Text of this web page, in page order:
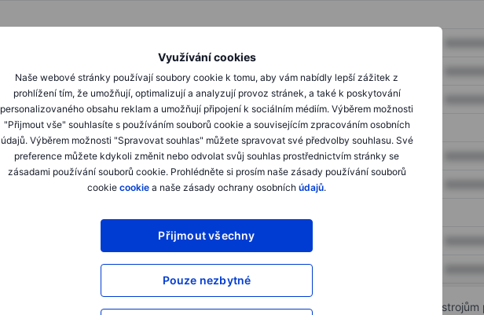
Využívání cookies
Naše webové stránky používají soubory cookie k tomu, aby vám nabídly lepší zážitek z
prohlížení tím, že umožňují, optimalizují a analyzují provoz stránek, a také k poskytování
personalizovaného obsahu reklam a umožňují připojení k sociálním médiím. Výběrem možnosti
"Přijmout vše" souhlasíte s používáním souborů cookie a souvisejícím zpracováním osobních
údajů. Výběrem možnosti "Spravovat souhlas" můžete spravovat své předvolby souhlasu. Své
preference můžete kdykoli změnit nebo odvolat svůj souhlas prostřednictvím stránky se
zásadami používání souborů cookie. Prohlédněte si prosím naše zásady používání souborů
cookie cookie a naše zásady ochrany osobních údajů.
Přijmout všechny
Pouze nezbytné
XXXXXXX XXXXXXX
XXXXXXX XXXXXXX
XXXXXXX XXXXXXX
XXXXXXX XXXXXXX
XXXXXXX
XXXXXXX
XXXXXXX
Otevřete si účeta získejte přístup k pokročilým nástrojům